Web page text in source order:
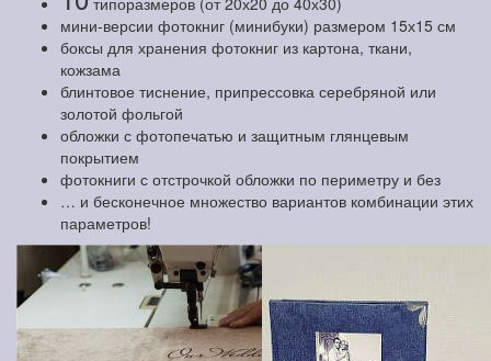
мини-версии фотокниг (минибуки) размером 15х15 см
боксы для хранения фотокниг из картона, ткани,
кожзама
блинтовое тиснение, припрессовка серебряной или
золотой фольгой
обложки с фотопечатью и защитным глянцевым
покрытием
фотокниги с отстрочкой обложки по периметру и без
… и бесконечное множество вариантов комбинации этих
параметров!